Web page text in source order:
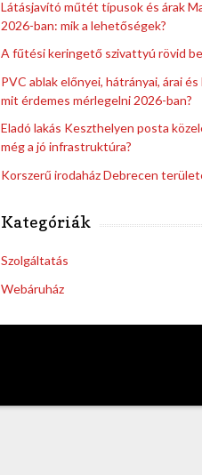
Látásjavító műtét típusok és árak
2026-ban: mik a lehetőségek?
A fűtési keringető szivattyú rövid
PVC ablak előnyei, hátrányai, árai
mit érdemes mérlegelni 2026-ban?
Eladó lakás Keszthelyen posta
még a jó infrastruktúra?
Korszerű irodaház Debrecen
Kategóriák
Szolgáltatás
Webáruház